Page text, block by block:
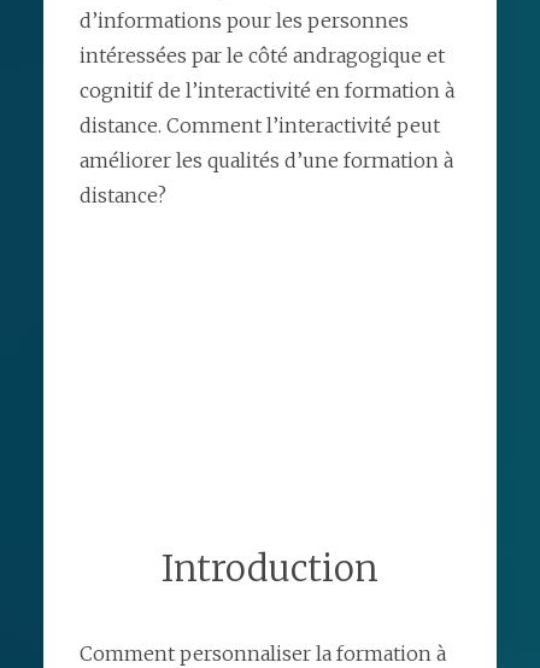
d’informations pour les personnes
intéressées par le côté andragogique et
cognitif de l’interactivité en formation à
distance. Comment l’interactivité peut
améliorer les qualités d’une formation à
distance?
Introduction
Comment personnaliser la formation à